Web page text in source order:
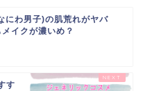
にわ男子)の肌荒れがヤバ
イクが濃いめ？
す